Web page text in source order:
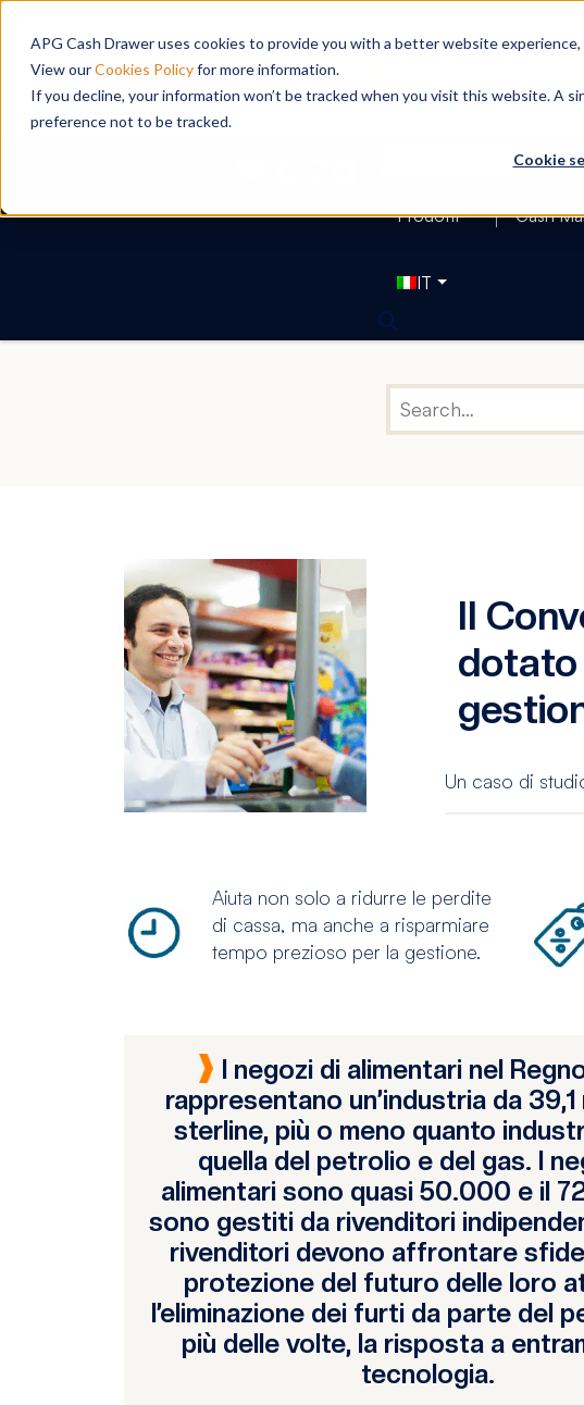
APG Cash Drawer uses cookies to provide you with a better website
View ourCookies Policyfor more information.
If you decline, your information won’t be tracked when you visit this website. A
preference not to be tracked.
Cookie
Prodotti Cash
IT
Il
dotato
Un caso di
Aiuta non solo a ridurre le perdite
di cassa, ma anche a risparmiare
tempo prezioso per la gestione.
I negozi di alimentari nel
rappresentano un’industria da 39,1
sterline, più o meno quanto
quella del petrolio e del gas. I
alimentari sono quasi 50.000 e il
sono gestiti da rivenditori
rivenditori devono affrontare
protezione del futuro delle loro
l’eliminazione dei furti da parte del
più delle volte, la risposta a
tecnologia.